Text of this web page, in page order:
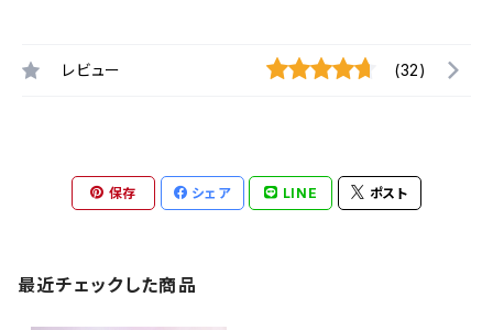
レビュー (32)
保存 シェア LINE ポスト
最近チェックした商品